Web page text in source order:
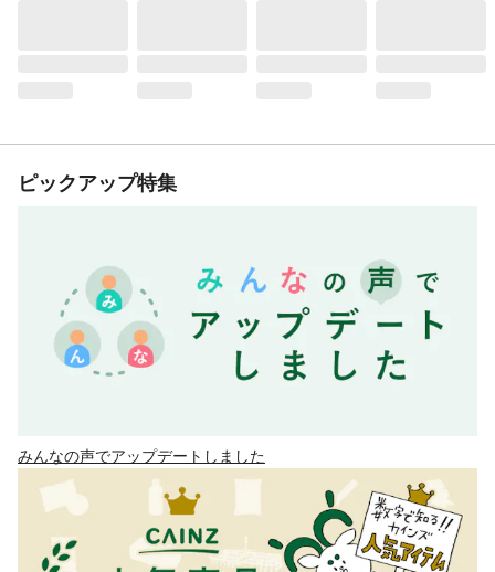
ピックアップ特集
みんなの声でアップデートしました